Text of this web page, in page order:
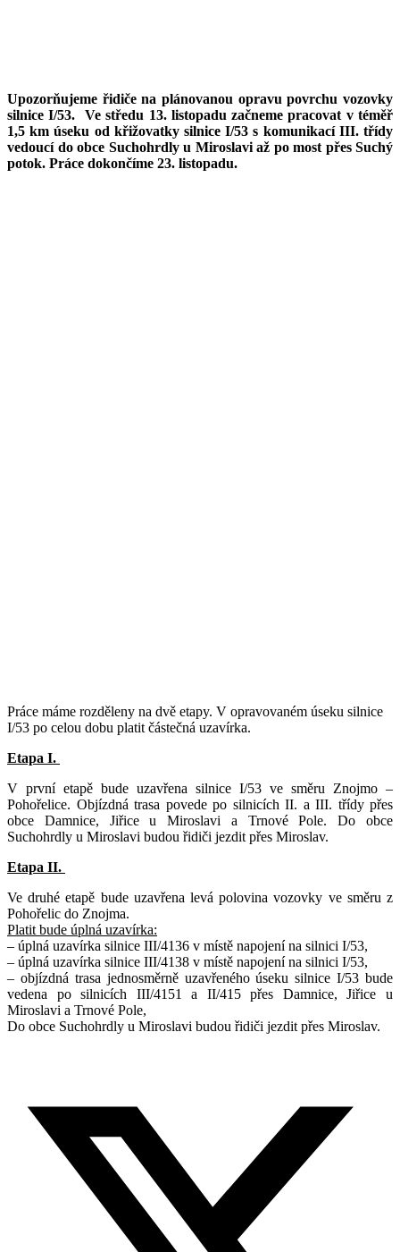
Upozorňujeme řidiče na plánovanou opravu povrchu vozovky
silnice I/53. Ve středu 13. listopadu začneme pracovat v téměř
1,5 km úseku od křižovatky silnice I/53 s komunikací III. třídy
vedoucí do obce Suchohrdly u Miroslavi až po most přes Suchý
potok. Práce dokončíme 23. listopadu.
Práce máme rozděleny na dvě etapy. V opravovaném úseku silnice
I/53 po celou dobu platit částečná uzavírka.
Etapa I.
V první etapě bude uzavřena silnice I/53 ve směru Znojmo –
Pohořelice. Objízdná trasa povede po silnicích II. a III. třídy přes
obce Damnice, Jiřice u Miroslavi a Trnové Pole. Do obce
Suchohrdly u Miroslavi budou řidiči jezdit přes Miroslav.
Etapa II.
Ve druhé etapě bude uzavřena levá polovina vozovky ve směru z
Pohořelic do Znojma.
Platit bude úplná uzavírka:
– úplná uzavírka silnice III/4136 v místě napojení na silnici I/53,
– úplná uzavírka silnice III/4138 v místě napojení na silnici I/53,
– objízdná trasa jednosměrně uzavřeného úseku silnice I/53 bude
vedena po silnicích III/4151 a II/415 přes Damnice, Jiřice u
Miroslavi a Trnové Pole,
Do obce Suchohrdly u Miroslavi budou řidiči jezdit přes Miroslav.